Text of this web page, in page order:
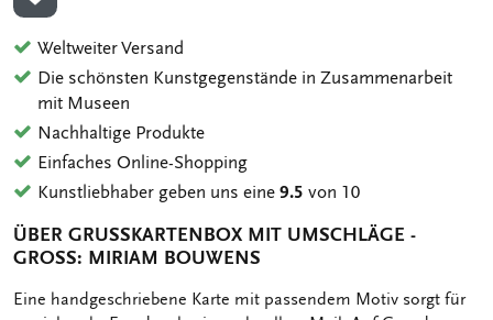
ZUR WUNSCHLISTE HINZUFÜGEN
Weltweiter Versand
Die schönsten Kunstgegenstände in Zusammenarbeit
mit Museen
Nachhaltige Produkte
Einfaches Online-Shopping
Kunstliebhaber geben uns eine9.5 von 10
ÜBER GRUSSKARTENBOX MIT UMSCHLÄGE - G
ROSS: MIRIAM BOUWENS
OMSCHRIJVING
Eine handgeschriebene Karte mit passendem Motiv sorgt für